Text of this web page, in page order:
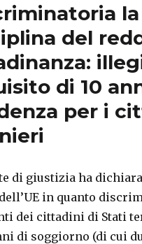
la
del
di 10
per i
di giustizia ha
in quanto
dei cittadini di Stati
di soggiorno (di cui